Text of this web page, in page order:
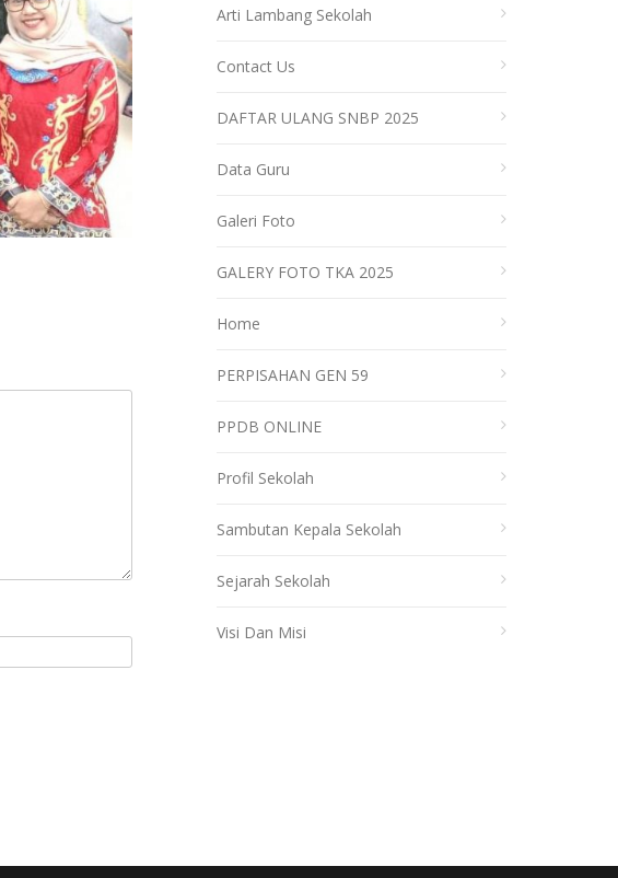
Arti Lambang Sekolah
Contact Us
DAFTAR ULANG SNBP 2025
Data Guru
Galeri Foto
GALERY FOTO TKA 2025
Home
PERPISAHAN GEN 59
PPDB ONLINE
Profil Sekolah
Sambutan Kepala Sekolah
Sejarah Sekolah
Visi Dan Misi